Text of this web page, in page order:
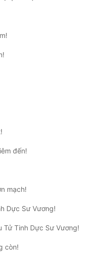
đến!
mạch!
Dực Sư Vương!
Tử Tinh Dực Sư Vương!
còn!